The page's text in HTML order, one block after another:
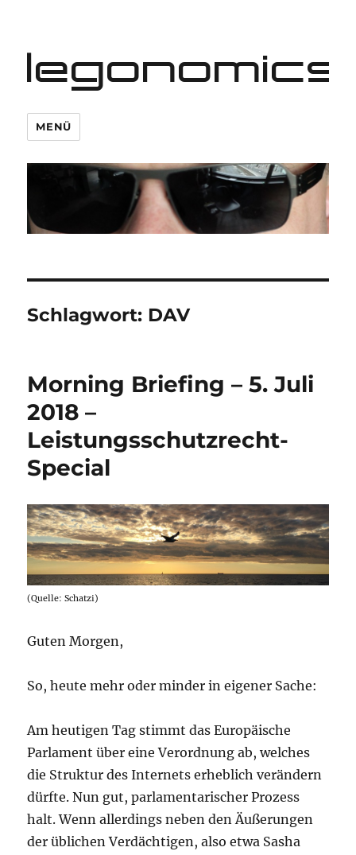
legonomics
MENÜ
Schlagwort: DAV
Morning Briefing – 5. Juli
2018 –
Leistungsschutzrecht-
Special
(Quelle: Schatzi)
Guten Morgen,
So, heute mehr oder minder in eigener Sache:
Am heutigen Tag stimmt das Europäische
Parlament über eine Verordnung ab, welches
die Struktur des Internets erheblich verändern
dürfte. Nun gut, parlamentarischer Prozess
halt. Wenn allerdings neben den Äußerungen
der üblichen Verdächtigen, also etwa Sasha